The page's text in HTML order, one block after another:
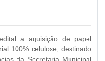
a aquisição de papel
100% celulose, destinado
da Secretaria Municipal